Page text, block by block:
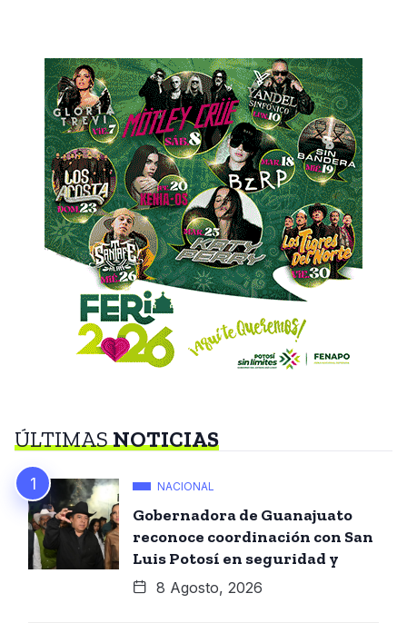
ÚLTIMASNOTICIAS
NACIONAL
Gobernadora de Guanajuato
reconoce coordinación con San
Luis Potosí en seguridad y
8 Agosto, 2026